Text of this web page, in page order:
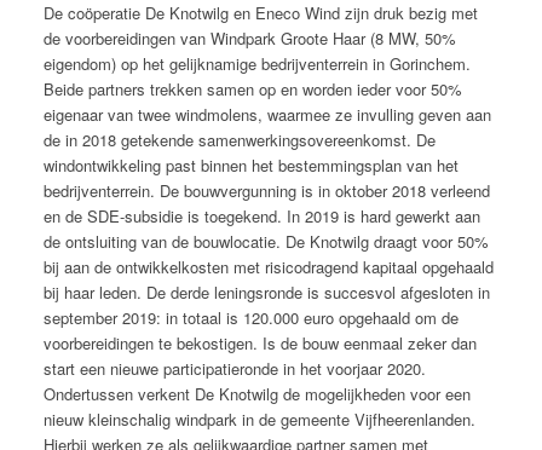
De coöperatie De Knotwilg en Eneco Wind zijn druk bezig met
de voorbereidingen van Windpark Groote Haar (8 MW, 50%
eigendom) op het gelijknamige bedrijventerrein in Gorinchem.
Beide partners trekken samen op en worden ieder voor 50%
eigenaar van twee windmolens, waarmee ze invulling geven aan
de in 2018 getekende samenwerkingsovereenkomst. De
windontwikkeling past binnen het bestemmingsplan van het
bedrijventerrein. De bouwvergunning is in oktober 2018 verleend
en de SDE-subsidie is toegekend. In 2019 is hard gewerkt aan
de ontsluiting van de bouwlocatie. De Knotwilg draagt voor 50%
bij aan de ontwikkelkosten met risicodragend kapitaal opgehaald
bij haar leden. De derde leningsronde is succesvol afgesloten in
september 2019: in totaal is 120.000 euro opgehaald om de
voorbereidingen te bekostigen. Is de bouw eenmaal zeker dan
start een nieuwe participatieronde in het voorjaar 2020.
Ondertussen verkent De Knotwilg de mogelijkheden voor een
nieuw kleinschalig windpark in de gemeente Vijfheerenlanden.
Hierbij werken ze als gelijkwaardige partner samen met